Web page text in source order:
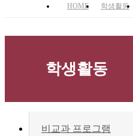
HOME 학생활동
학생활동
비교과 프로그램